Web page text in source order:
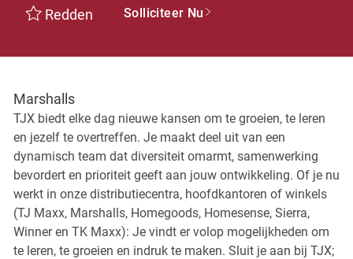
Redden Solliciteer Nu
Marshalls
TJX biedt elke dag nieuwe kansen om te groeien, te leren
en jezelf te overtreffen. Je maakt deel uit van een
dynamisch team dat diversiteit omarmt, samenwerking
bevordert en prioriteit geeft aan jouw ontwikkeling. Of je nu
werkt in onze distributiecentra, hoofdkantoren of winkels
(TJ Maxx, Marshalls, Homegoods, Homesense, Sierra,
Winner en TK Maxx): Je vindt er volop mogelijkheden om
te leren, te groeien en indruk te maken. Sluit je aan bij TJX;